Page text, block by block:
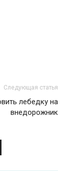
Следующая статья
лебедку на
внедорожник